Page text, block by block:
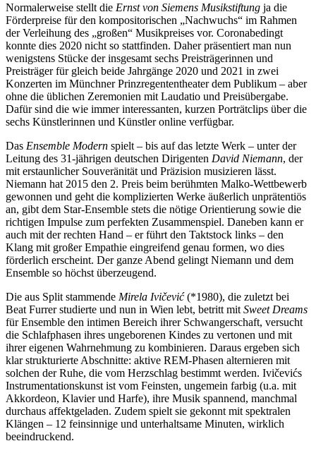
Normalerweise stellt die Ernst von Siemens Musikstiftung ja die
Förderpreise für den kompositorischen „Nachwuchs“ im Rahmen
der Verleihung des „großen“ Musikpreises vor. Coronabedingt
konnte dies 2020 nicht so stattfinden. Daher präsentiert man nun
wenigstens Stücke der insgesamt sechs Preisträgerinnen und
Preisträger für gleich beide Jahrgänge 2020 und 2021 in zwei
Konzerten im Münchner Prinzregententheater dem Publikum – aber
ohne die üblichen Zeremonien mit Laudatio und Preisübergabe.
Dafür sind die wie immer interessanten, kurzen Porträtclips über die
sechs Künstlerinnen und Künstler online verfügbar.
Das Ensemble Modern spielt – bis auf das letzte Werk – unter der
Leitung des 31-jährigen deutschen Dirigenten David Niemann, der
mit erstaunlicher Souveränität und Präzision musizieren lässt.
Niemann hat 2015 den 2. Preis beim berühmten Malko-Wettbewerb
gewonnen und geht die komplizierten Werke äußerlich unprätentiös
an, gibt dem Star-Ensemble stets die nötige Orientierung sowie die
richtigen Impulse zum perfekten Zusammenspiel. Daneben kann er
auch mit der rechten Hand – er führt den Taktstock links – den
Klang mit großer Empathie eingreifend genau formen, wo dies
förderlich erscheint. Der ganze Abend gelingt Niemann und dem
Ensemble so höchst überzeugend.
Die aus Split stammende Mirela Ivičević(*1980), die zuletzt bei
Beat Furrer studierte und nun in Wien lebt, betritt mit Sweet Dreams
für Ensemble den intimen Bereich ihrer Schwangerschaft, versucht
die Schlafphasen ihres ungeborenen Kindes zu vertonen und mit
ihrer eigenen Wahrnehmung zu kombinieren. Daraus ergeben sich
klar strukturierte Abschnitte: aktive REM-Phasen alternieren mit
solchen der Ruhe, die vom Herzschlag bestimmt werden. Ivičevićs
Instrumentationskunst ist vom Feinsten, ungemein farbig (u.a. mit
Akkordeon, Klavier und Harfe), ihre Musik spannend, manchmal
durchaus affektgeladen. Zudem spielt sie gekonnt mit spektralen
Klängen – 12 feinsinnige und unterhaltsame Minuten, wirklich
beeindruckend.